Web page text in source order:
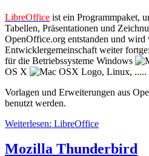
LibreOffice ist ein Programmpaket,
Tabellen, Präsentationen und
OpenOffice.org entstanden und wird
Entwicklergemeinschaft weiter
für die Betriebssysteme Windows
OS X
, Linux, .....
Vorlagen und Erweiterungen aus
benutzt werden.
Weiterlesen: LibreOffice
Mozilla Thunderbird